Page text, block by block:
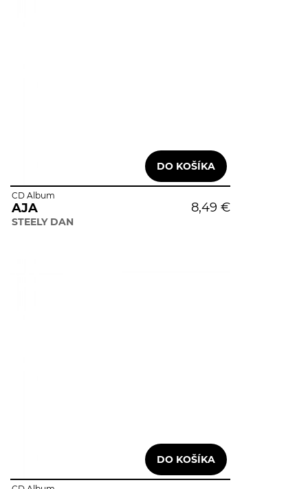
8,49 €
CD Album
AJA
STEELY DAN